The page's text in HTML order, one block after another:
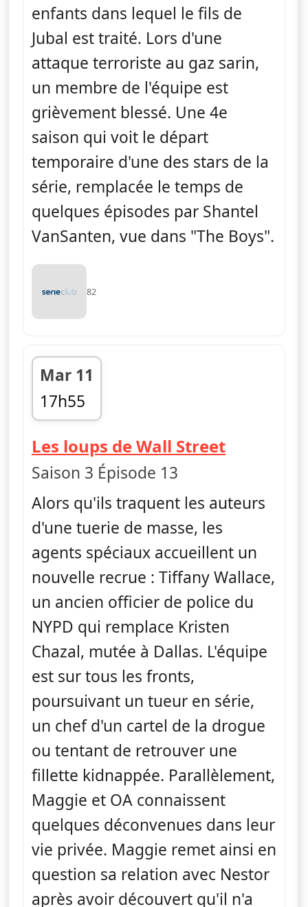
enfants dans lequel le fils de
Jubal est traité. Lors d'une
attaque terroriste au gaz sarin,
un membre de l'équipe est
grièvement blessé. Une 4e
saison qui voit le départ
temporaire d'une des stars de la
série, remplacée le temps de
quelques épisodes par Shantel
VanSanten, vue dans "The Boys".
82
Mar 11
17h55
fin 18h40
Les loups de Wall Street— FBI
Saison 3 Épisode 13
Alors qu'ils traquent les auteurs
d'une tuerie de masse, les
agents spéciaux accueillent un
nouvelle recrue : Tiffany Wallace,
un ancien officier de police du
NYPD qui remplace Kristen
Chazal, mutée à Dallas. L'équipe
est sur tous les fronts,
poursuivant un tueur en série,
un chef d'un cartel de la drogue
ou tentant de retrouver une
fillette kidnappée. Parallèlement,
Maggie et OA connaissent
quelques déconvenues dans leur
vie privée. Maggie remet ainsi en
question sa relation avec Nestor
après avoir découvert qu'il n'a